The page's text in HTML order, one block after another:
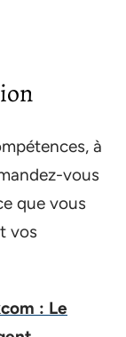
à
vous
que vous
vos
: Le